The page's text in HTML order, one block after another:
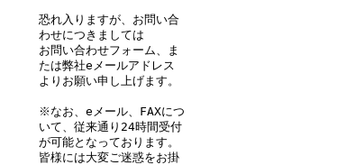
恐れ入りますが、お問い合
わせにつきましては
お問い合わせフォーム、ま
たは弊社eメールアドレス
よりお願い申し上げます。
※なお、eメール、FAXにつ
いて、従来通り24時間受付
が可能となっております。
皆様には大変ご迷惑をお掛